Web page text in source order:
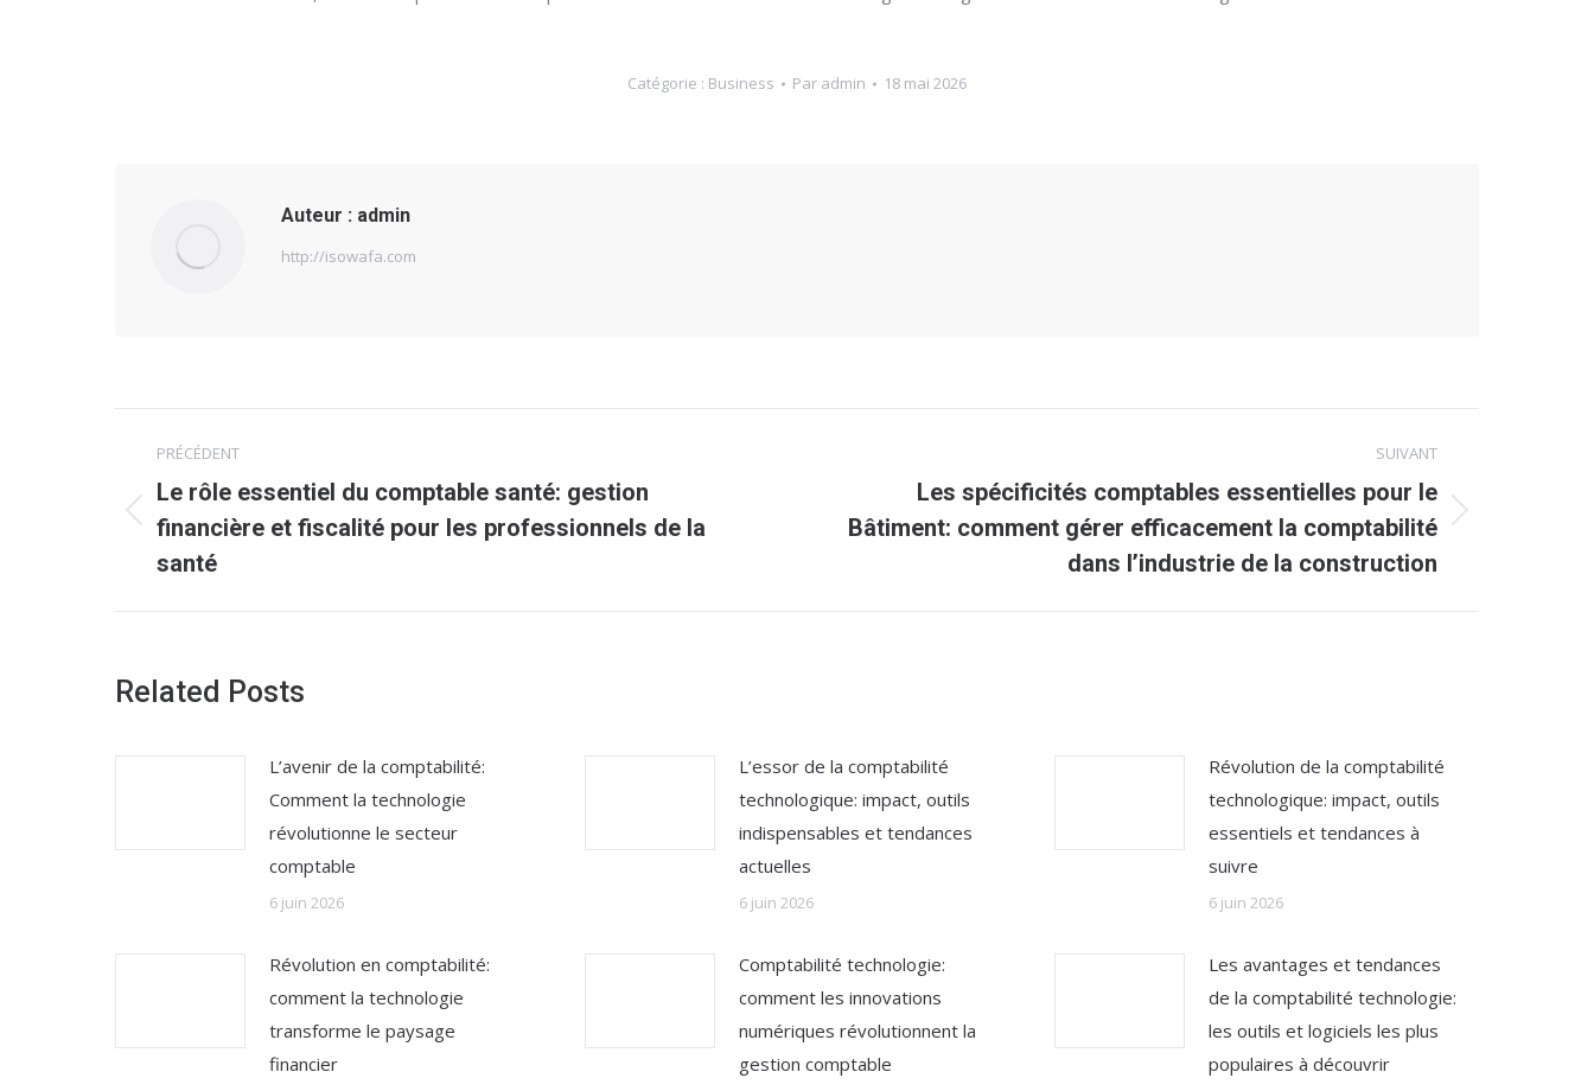
Catégorie : Business Par admin 18 mai 2026
Auteur : admin
http://isowafa.com
Navigation
article
PRÉCÉDENT
Article
précédent
Le rôle essentiel du comptable santé: gestion
financière et fiscalité pour les professionnels de la
santé
SUIVANT
Article
Les spécificités comptables essentielles pour le
Bâtiment: comment gérer efficacement la comptabilité
dans l’industrie de la construction
Related Posts
L’avenir de la comptabilité:
Comment la technologie
révolutionne le secteur
comptable
6 juin 2026
L’essor de la comptabilité
technologique: impact, outils
indispensables et tendances
actuelles
6 juin 2026
Révolution de la comptabilité
technologique: impact, outils
essentiels et tendances à
suivre
6 juin 2026
Révolution en comptabilité:
comment la technologie
transforme le paysage
financier
Comptabilité technologie:
comment les innovations
numériques révolutionnent la
gestion comptable
Les avantages et tendances
de la comptabilité technologie:
les outils et logiciels les plus
populaires à découvrir